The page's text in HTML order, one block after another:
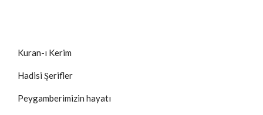
Kuran-ı Kerim
Hadisi Şerifler
Peygamberimizin hayatı